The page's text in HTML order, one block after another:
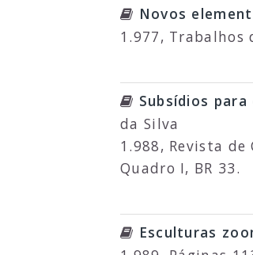
Novos
1.977, Trabalhos
Subsídios
da Silva
1.988, Revista
Quadro I, BR 33.
Esculturas